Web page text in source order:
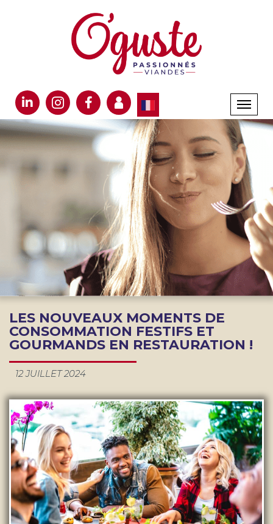
LES NOUVEAUX MOMENTS DE
CONSOMMATION FESTIFS ET
GOURMANDS EN RESTAURATION !
12 JUILLET 2024